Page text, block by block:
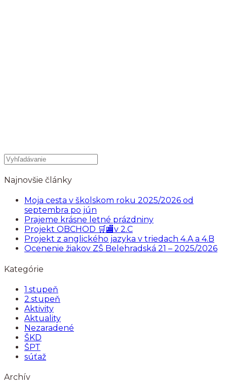
Najnovšie články
Moja cesta v školskom roku 2025/2026 od
septembra po jún
Prajeme krásne letné prázdniny
Projekt OBCHOD 🛒🏬v 2.C
Projekt z anglického jazyka v triedach 4.A a 4.B
Ocenenie žiakov ZŠ Belehradská 21 – 2025/2026
Kategórie
1.stupeň
2.stupeň
Aktivity
Aktuality
Nezaradené
ŠKD
ŠPT
súťaž
Archív